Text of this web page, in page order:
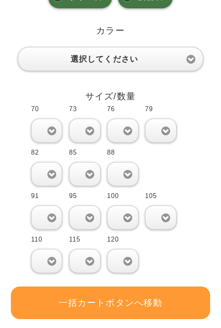
カラー
選択してください
サイズ/数量
70 73 76 79
82 85 88
91 95 100 105
110 115 120
一括カートボタンへ移動